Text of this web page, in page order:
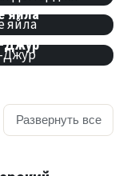
яйла
Джур
Развернуть все